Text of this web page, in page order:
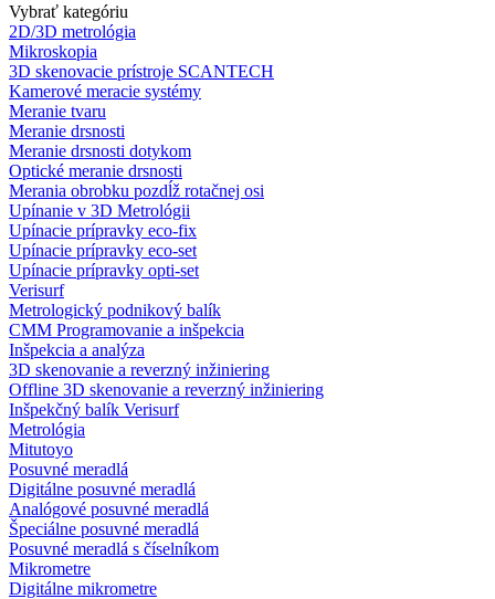
Vybrať kategóriu
2D/3D metrológia
Mikroskopia
3D skenovacie prístroje SCANTECH
Kamerové meracie systémy
Meranie tvaru
Meranie drsnosti
Meranie drsnosti dotykom
Optické meranie drsnosti
Merania obrobku pozdĺž rotačnej osi
Upínanie v 3D Metrológii
Upínacie prípravky eco-fix
Upínacie prípravky eco-set
Upínacie prípravky opti-set
Verisurf
Metrologický podnikový balík
CMM Programovanie a inšpekcia
Inšpekcia a analýza
3D skenovanie a reverzný inžiniering
Offline 3D skenovanie a reverzný inžiniering
Inšpekčný balík Verisurf
Metrológia
Mitutoyo
Posuvné meradlá
Digitálne posuvné meradlá
Analógové posuvné meradlá
Špeciálne posuvné meradlá
Posuvné meradlá s číselníkom
Mikrometre
Digitálne mikrometre